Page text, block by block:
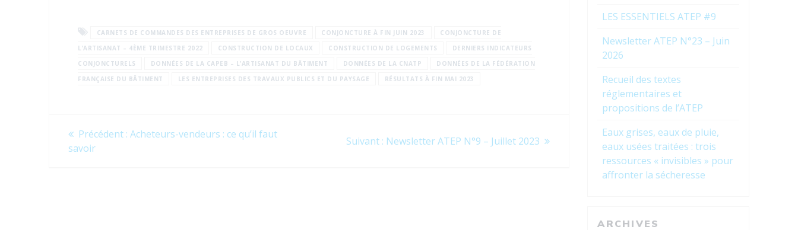
CARNETS DE COMMANDES DES ENTREPRISES DE GROS OEUVRE CONJONCTURE À FIN JUIN 2023
CONJONCTURE DE
L’ARTISANAT – 4ÈME TRIMESTRE 2022
CONSTRUCTION DE LOCAUX CONSTRUCTION DE LOGEMENTS
DERNIERS INDICATEURS
CONJONCTURELS
DONNÉES DE LA CAPEB – L’ARTISANAT DU BÂTIMENT DONNÉES DE LA CNATP
DONNÉES DE LA FÉDÉRATION
FRANÇAISE DU BÂTIMENT
LES ENTREPRISES DES TRAVAUX PUBLICS ET DU PAYSAGE RÉSULTATS À FIN MAI 2023
Navigation
de
Précédent : Article
Acheteurs-vendeurs : ce qu’il faut
savoir
Suivant : Article
Newsletter ATEP N°9 – Juillet 2023
LES ESSENTIELS ATEP #9
Newsletter ATEP N°23 – Juin
2026
Recueil des textes
réglementaires et
propositions de l’ATEP
Eaux grises, eaux de pluie,
eaux usées traitées : trois
ressources « invisibles » pour
affronter la sécheresse
ARCHIVES